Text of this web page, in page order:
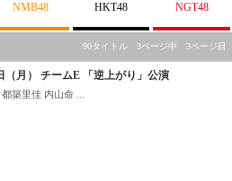
NMB48 HKT48 NGT48
90タイトル 3ページ中 3ページ目
（月） チームE 「逆上がり」公演
築里佳 内山命 ...